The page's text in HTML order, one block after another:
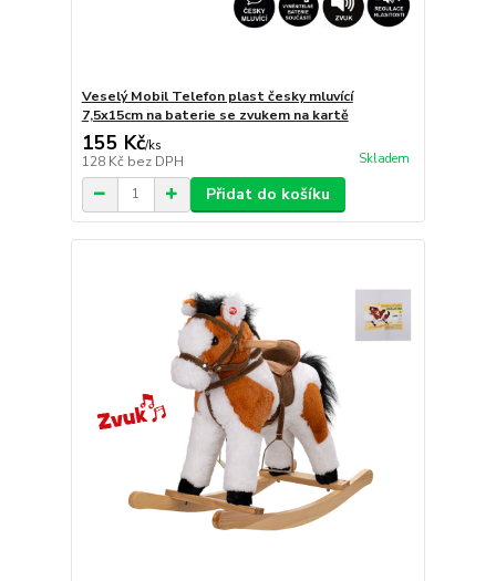
Veselý Mobil Telefon plast česky mluvící
7,5x15cm na baterie se zvukem na kartě
155 Kč/ks
128 Kč bez DPH Skladem
Přidat do košíku